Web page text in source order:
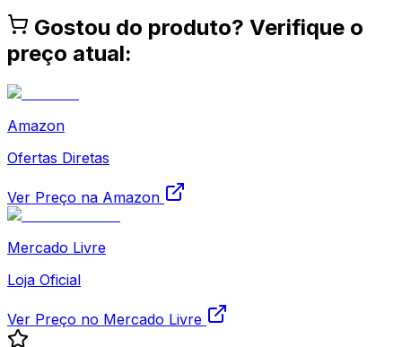
Gostou do produto? Verifique o
preço atual:
Amazon
Ofertas Diretas
Ver Preço na Amazon
Mercado Livre
Loja Oficial
Ver Preço no Mercado Livre